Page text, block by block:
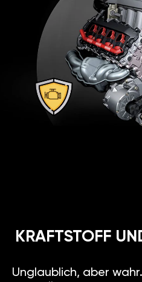
KRAFTSTOFF
Unglaublich, aber